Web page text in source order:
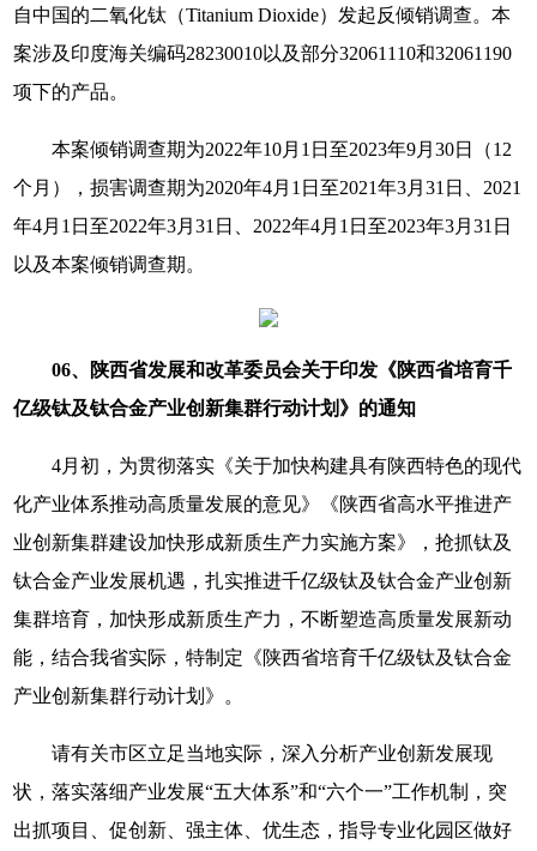
自中国的二氧化钛（Titanium Dioxide）发起反倾销调查。本
案涉及印度海关编码28230010以及部分32061110和32061190
项下的产品。
本案倾销调查期为2022年10月1日至2023年9月30日（12
个月），损害调查期为2020年4月1日至2021年3月31日、2021
年4月1日至2022年3月31日、2022年4月1日至2023年3月31日
以及本案倾销调查期。
06、陕西省发展和改革委员会关于印发《陕西省培育千
亿级钛及钛合金产业创新集群行动计划》的通知
4月初，为贯彻落实《关于加快构建具有陕西特色的现代
化产业体系推动高质量发展的意见》《陕西省高水平推进产
业创新集群建设加快形成新质生产力实施方案》，抢抓钛及
钛合金产业发展机遇，扎实推进千亿级钛及钛合金产业创新
集群培育，加快形成新质生产力，不断塑造高质量发展新动
能，结合我省实际，特制定《陕西省培育千亿级钛及钛合金
产业创新集群行动计划》。
请有关市区立足当地实际，深入分析产业创新发展现
状，落实落细产业发展“五大体系”和“六个一”工作机制，突
出抓项目、促创新、强主体、优生态，指导专业化园区做好